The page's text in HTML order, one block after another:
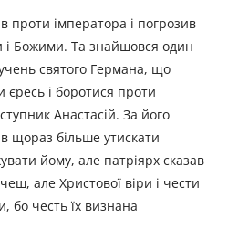
проти імператора і погрозив
Божими. Та знайшовся один
святого Германа, що
і боротися проти
Анастасій. За його
щораз більше утискати
йому, але патріярх сказав
але Христової віри і чести
бо честь їх визнана